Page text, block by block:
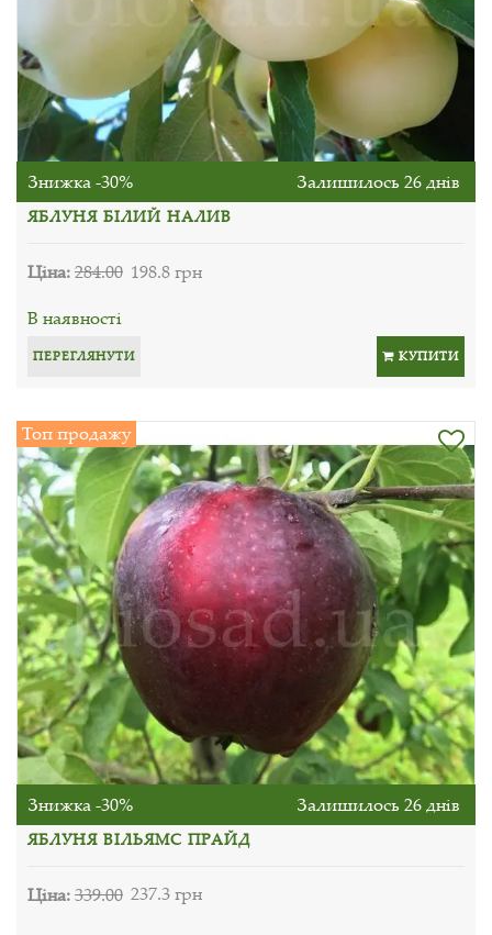
Знижка -30% Залишилось 26 днів
ЯБЛУНЯ БІЛИЙ НАЛИВ
Ціна:284.00 198.8 грн
В наявності
ПЕРЕГЛЯНУТИ КУПИТИ
Топ продажу
Знижка -30% Залишилось 26 днів
ЯБЛУНЯ ВІЛЬЯМС ПРАЙД
Ціна:339.00 237.3 грн